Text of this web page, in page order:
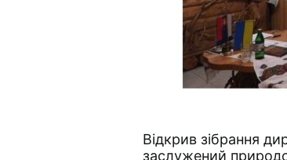
Відкрив зібрання
заслужений